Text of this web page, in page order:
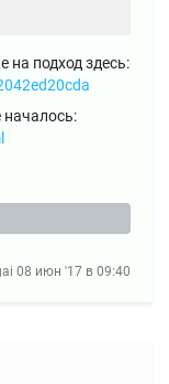
на подход здесь:
началось:
08 июн '17 в 09:40